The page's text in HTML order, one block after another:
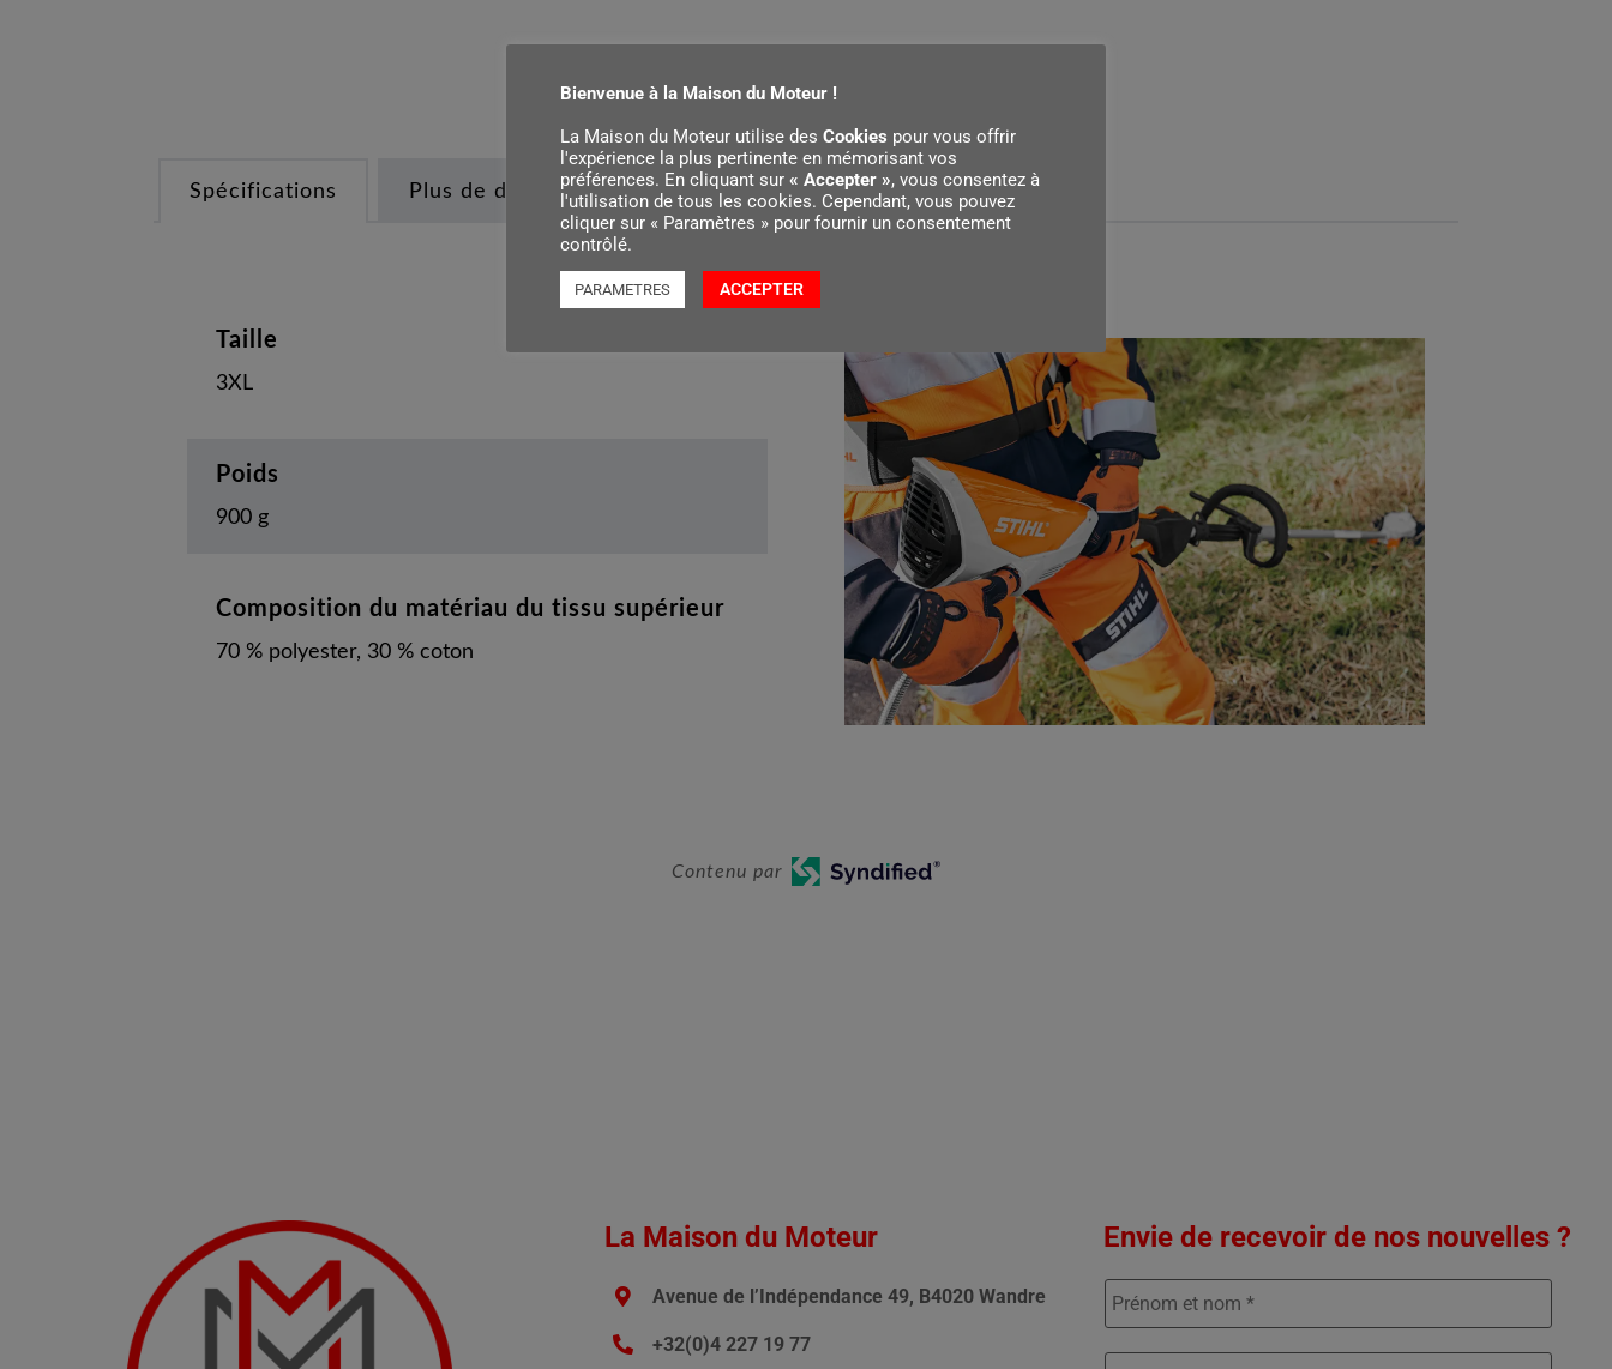
Spécifications Plus de détails Équipements et fonctions
Taille
3XL
Poids
900 g
Composition du matériau du tissu supérieur
70 % polyester, 30 % coton
Contenu par
La Maison du Moteur
Avenue de l’Indépendance 49, B4020 Wandre
+32(0)4 227 19 77
Envie de recevoir de nos nouvelles ?
Bienvenue à la Maison du Moteur !
La Maison du Moteur utilise des Cookies pour vous offrir
l'expérience la plus pertinente en mémorisant vos
préférences. En cliquant sur « Accepter », vous consentez à
l'utilisation de tous les cookies. Cependant, vous pouvez
cliquer sur « Paramètres » pour fournir un consentement
contrôlé.
PARAMETRES ACCEPTER